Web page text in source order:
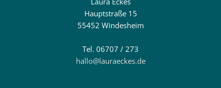
Hauptstraße 15
55452 Windesheim
Tel. 06707 / 273
hallo@lauraeckes.de